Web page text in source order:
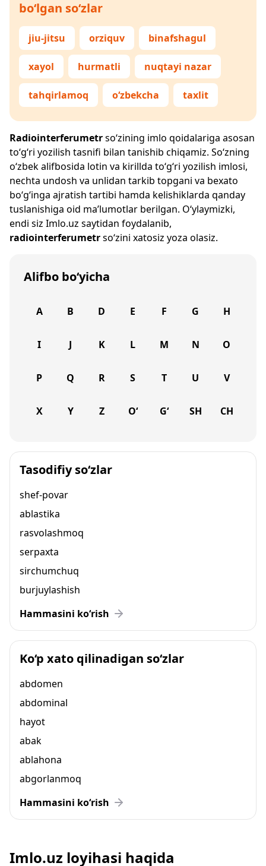
bo‘lgan so‘zlar
jiu-jitsu orziquv binafshagul
xayol hurmatli nuqtayi nazar
tahqirlamoq o‘zbekcha taxlit
Radiointerferumetrso‘zining imlo qoidalariga asosan
to‘g‘ri yozilish tasnifi bilan tanishib chiqamiz. So‘zning
o‘zbek alifbosida lotin va kirillda to‘g‘ri yozilish imlosi,
nechta undosh va unlidan tarkib topgani va bexato
bo‘g‘inga ajratish tartibi hamda kelishiklarda qanday
tuslanishiga oid ma’lumotlar berilgan. O‘ylaymizki,
endi siz Imlo.uz saytidan foydalanib,
radiointerferumetrso‘zini xatosiz yoza olasiz.
Alifbo bo‘yicha
A B D E F G H
I J K L M N O
P Q R S T U V
X Y Z O‘ G‘ SH CH
Tasodifiy so‘zlar
shef-povar
ablastika
rasvolashmoq
serpaxta
sirchumchuq
burjuylashish
Hammasini ko‘rish
Ko‘p xato qilinadigan so‘zlar
abdomen
abdominal
hayot
abak
ablahona
abgorlanmoq
Hammasini ko‘rish
Imlo.uz loyihasi haqida